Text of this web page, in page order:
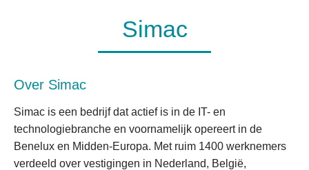
Simac
Over Simac
Simac is een bedrijf dat actief is in de IT- en
technologiebranche en voornamelijk opereert in de
Benelux en Midden-Europa. Met ruim 1400 werknemers
verdeeld over vestigingen in Nederland, België,